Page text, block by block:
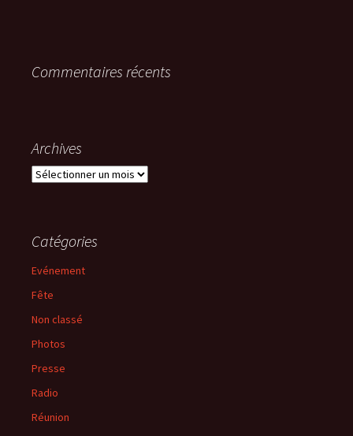
Commentaires récents
Archives
Archives
Catégories
Evénement
Fête
Non classé
Photos
Presse
Radio
Réunion